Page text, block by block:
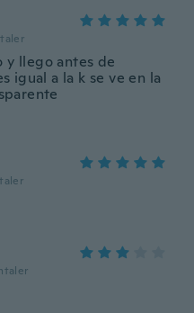
llego antes de
igual a la k se ve en la